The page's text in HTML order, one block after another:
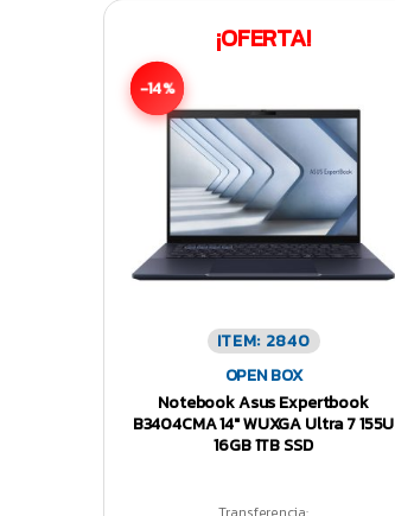
¡OFERTA!
-14%
ITEM: 2840
OPEN BOX
Notebook Asus Expertbook
B3404CMA 14″ WUXGA Ultra 7 155U
16GB 1TB SSD